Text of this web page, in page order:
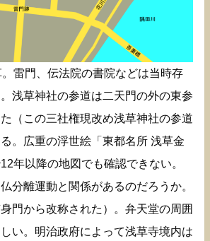
雷門、伝法院の書院などは当時存
浅草神社の参道は二天門の外の東参
（この三社権現改め浅草神社の参道
。広重の浮世絵「東都名所 浅草金
年以降の地図でも確認できない。
分離運動と関係があるのだろうか。
門から改称された）。弁天堂の周囲
い。明治政府によって浅草寺境内は